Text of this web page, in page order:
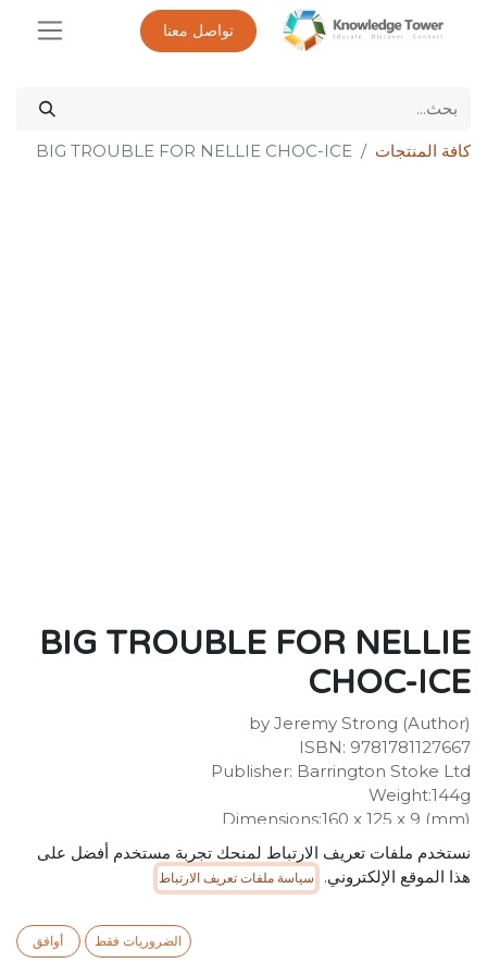
تواصل معنا
كافة المنتجات BIG TROUBLE FOR NELLIE CHOC-ICE
BIG TROUBLE FOR NELLIE
CHOC-ICE
by Jeremy Strong (Author)
ISBN: 9781781127667
Publisher: Barrington Stoke Ltd
Weight:144g
Dimensions:160 x 125 x 9 (mm)
Description:
When Captain Beardy-Beard rescues Nellie from the
North Pole she's ready to be safe and sound back at
Nellie, and when their submarine runs out of fuel in the
docks of New York, Captain Beardy-Beard and his crew
نستخدم ملفات تعريف الارتباط لمنحك تجربة مستخدم أفضل على
هذا الموقع الإلكتروني.
سياسة ملفات تعريف الارتباط
الضروريات فقط أوافق